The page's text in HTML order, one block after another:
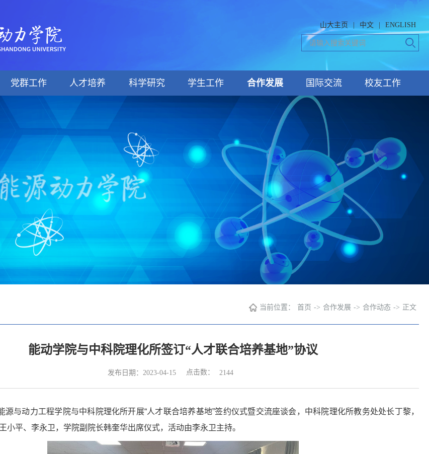
山大主页 中文 ENGLISH
党群工作 人才培养 科学研究 学生工作 合作发展 国际交流 校友工作
当前位置： 首页 -> 合作发展 -> 合作动态 -> 正文
能动学院与中科院理化所签订“人才联合培养基地”协议
发布日期：2023-04-15 点击数： 2144
源与动力工程学院与中科院理化所开展“人才联合培养基地”签约仪式暨交流座谈会，中科院理化所教务处处长丁黎，
小平、李永卫，学院副院长韩奎华出席仪式，活动由李永卫主持。